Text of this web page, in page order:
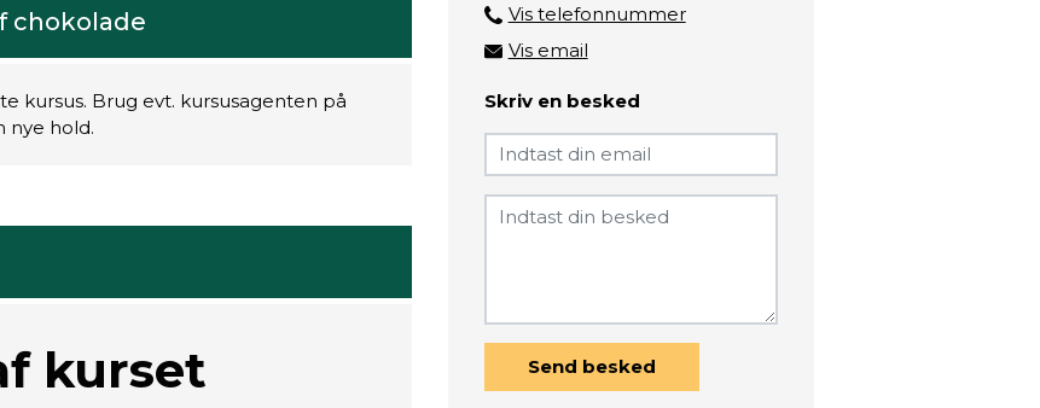
chokolade
kursus. Brug evt. kursusagenten på
nye hold.
kurset
Vis telefonnummer
41721364
Vis email
sanm@zbc.dk
Skriv en besked
Send besked